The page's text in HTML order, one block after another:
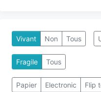
Vivant Non Tous
Fragile Tous
Papier Electronic Flip